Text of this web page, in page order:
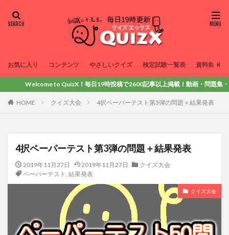
お気に入り コンテンツ やさしいクイズ 検定試験一覧表 資料集
！毎日19時投稿で2600記事以上掲載！動画・問題集・LINEスタンプ・アプリ
HOME クイズ大会 4択ペーパーテスト第3弾の問題＋結果発表
4択ペーパーテスト第3弾の問題＋結果発表
2019年11月27日 2019年11月27日
クイズ大会
ペーパーテスト , 結果発表
クイズ大会